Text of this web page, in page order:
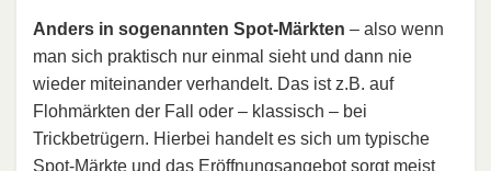
Anders in sogenannten Spot-Märkten – also wenn
man sich praktisch nur einmal sieht und dann nie
wieder miteinander verhandelt. Das ist z.B. auf
Flohmärkten der Fall oder – klassisch – bei
Trickbetrügern. Hierbei handelt es sich um typische
Spot-Märkte und das Eröffnungsangebot sorgt meist